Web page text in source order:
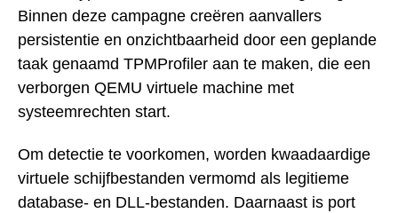
Binnen deze campagne creëren aanvallers
persistentie en onzichtbaarheid door een geplande
taak genaamd TPMProfiler aan te maken, die een
verborgen QEMU virtuele machine met
systeemrechten start.
Om detectie te voorkomen, worden kwaadaardige
virtuele schijfbestanden vermomd als legitieme
database- en DLL-bestanden. Daarnaast is port